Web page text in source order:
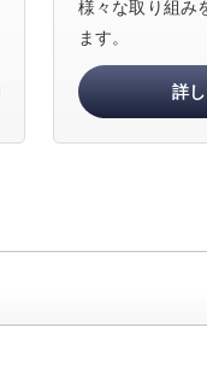
様々な取り組み
ます。
詳